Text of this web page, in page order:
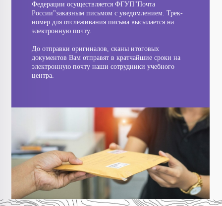
Федерации осуществляется ФГУП"Почта
России"заказным письмом с уведомлением. Трек-
номер для отслеживания письма высылается на
электронную почту.
До отправки оригиналов, сканы итоговых
документов Вам отправят в кратчайшие сроки на
электронную почту наши сотрудники учебного
центра.